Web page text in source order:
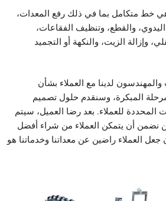
متكامل بما في ذلك رفع المعدات،
والقطع، وتنظيف الفقاعات،
وإزالة الزيت، والنكهة أو التجميد
لدينا مع العملاء بشأن
المبكرة، وسنقدم حلول تصميم
المحددة للعملاء. بعد رضا العميل، سيتم
نضمن أن يتمكن العملاء من شراء أفضل
العملاء راضين عن معداتنا وخدماتنا هو